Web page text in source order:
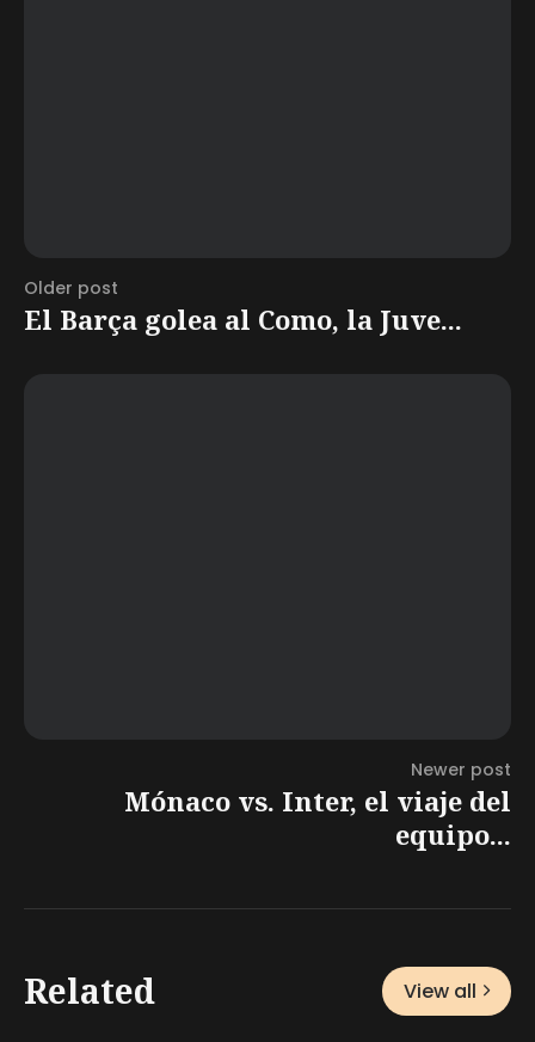
Older post
El Barça golea al Como, la Juve...
Newer post
Mónaco vs. Inter, el viaje del
equipo...
Related View all